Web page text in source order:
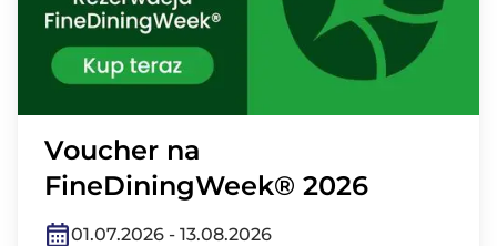
Voucher na
FineDiningWeek® 2026
01.07.2026 - 13.08.2026